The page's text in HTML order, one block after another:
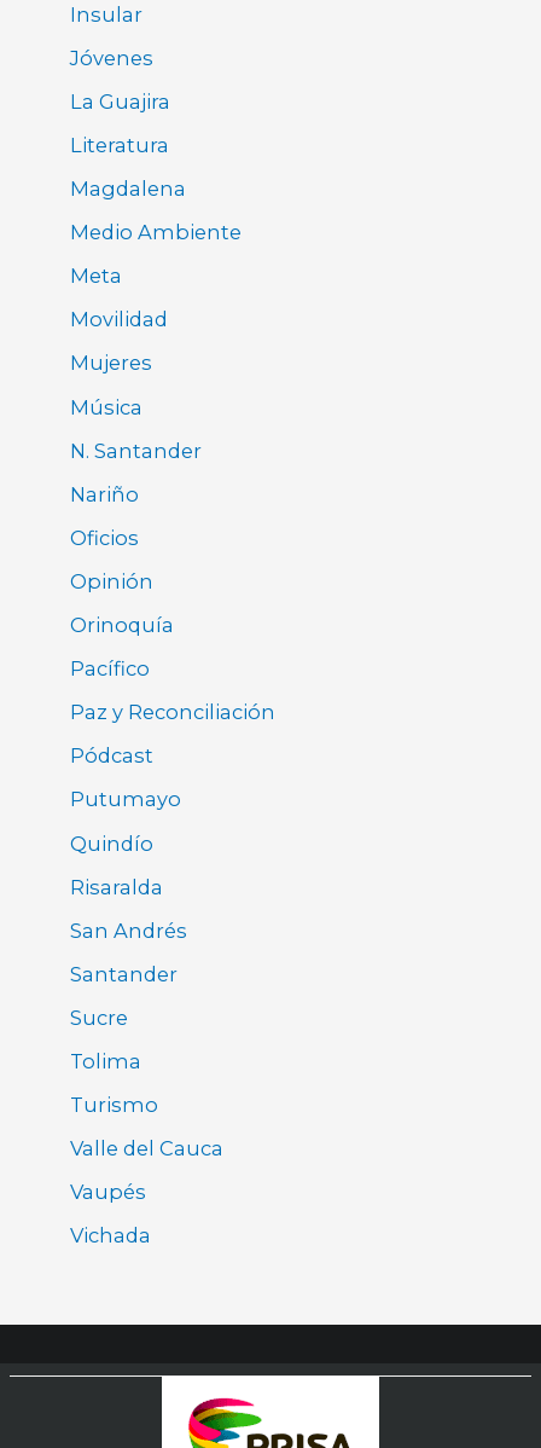
Insular
Jóvenes
La Guajira
Literatura
Magdalena
Medio Ambiente
Meta
Movilidad
Mujeres
Música
N. Santander
Nariño
Oficios
Opinión
Orinoquía
Pacífico
Paz y Reconciliación
Pódcast
Putumayo
Quindío
Risaralda
San Andrés
Santander
Sucre
Tolima
Turismo
Valle del Cauca
Vaupés
Vichada